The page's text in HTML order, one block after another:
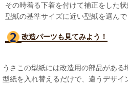
その時着る下着を付けて補正をした
型紙の基準サイズに近い型紙を選んで
改造パーツも見てみよう！
うさこの型紙には改造用の部品がある
型紙を入れ替えるだけで、違うデザイ